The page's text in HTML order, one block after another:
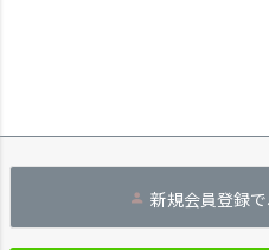
新規会員登録で